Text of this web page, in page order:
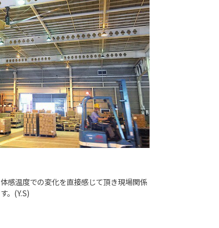
感温度での変化を直接感じて頂き現場関係
。(Y.S)